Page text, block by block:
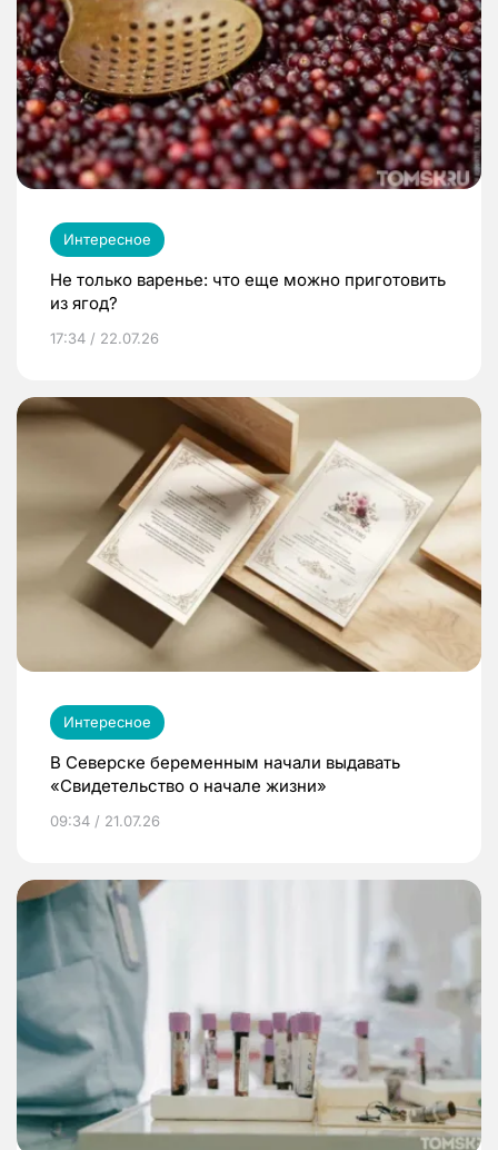
Интересное
Не только варенье: что еще можно приготовить
из ягод?
17:34 / 22.07.26
Интересное
В Северске беременным начали выдавать
«Свидетельство о начале жизни»
09:34 / 21.07.26